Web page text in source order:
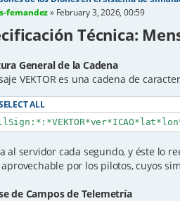
fernandez» February 3, 2026, 00:59
Técnica:
General de la Cadena
VEKTOR es una cadena de
ALL
al servidor cada segundo, y éste lo
aprovechable por los pilotos, cuyos
de Campos de Telemetría